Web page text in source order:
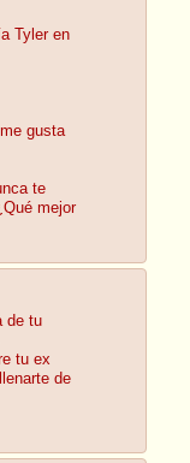
Tyler en
gusta
te
mejor
de tu
tu ex
de